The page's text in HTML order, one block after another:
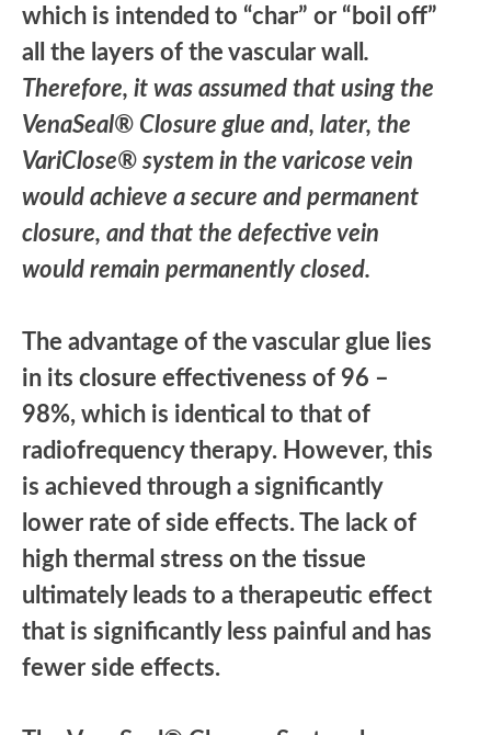
which is intended to “char” or “boil off”
all the layers of the vascular wall .
Therefore, it was assumed that using the
VenaSeal® Closure glue and, later, the
VariClose® system in the varicose vein
would achieve a secure and permanent
closure, and that the defective vein
would remain permanently closed.
The advantage of the vascular glue lies
in its closure effectiveness of 96 –
98%, which is identical to that of
radiofrequency therapy. However, this
is achieved through a significantly
lower rate of side effects. The lack of
high thermal stress on the tissue
ultimately leads to a therapeutic effect
that is significantly less painful and has
fewer side effects.